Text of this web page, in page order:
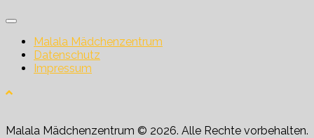
Malala Mädchenzentrum
Datenschutz
Impressum
Malala Mädchenzentrum © 2026. Alle Rechte vorbehalten.